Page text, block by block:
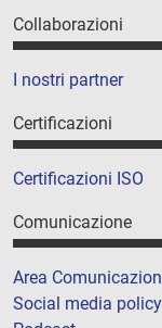
Collaborazioni
I nostri partner
Certificazioni
Certificazioni ISO
Comunicazione
Area
Social media policy